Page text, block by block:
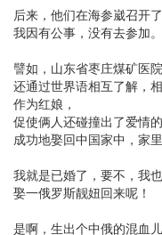
后来，他们在海参崴召开
我因有公事，没有去参加
譬如，山东省枣庄煤矿医
还通过世界语相互了解，
作为红娘，
促使俩人还碰撞出了爱情
成功地娶回中国家中，家
我就是已婚了，要不，我
娶一俄罗斯靓妞回来呢！
是啊，生出个中俄的混血